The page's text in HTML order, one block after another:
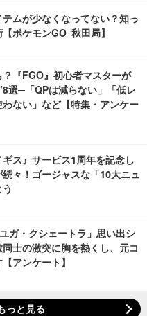
ムが少なくなってない？知っ
ポケモンGO 秋田局】
『FGO』初心者マスターが
選─「QPは減らない」「低レ
ない」など【特集・アンケー
ギス』サービス1周年を記念し
々！ゴージャスな「10大ニュ
ガ・クシェートラ」思い出シ
士の激突に胸を熱くし、元コ
アンケート】
っと見る